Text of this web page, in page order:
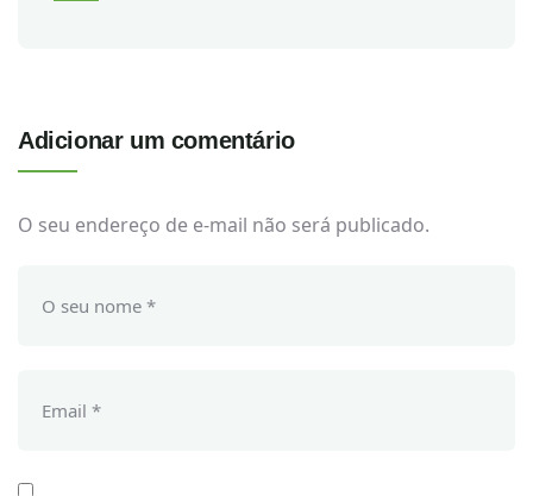
Adicionar um comentário
O seu endereço de e-mail não será publicado.